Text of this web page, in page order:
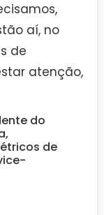
aí, no
de
atenção,
do
de